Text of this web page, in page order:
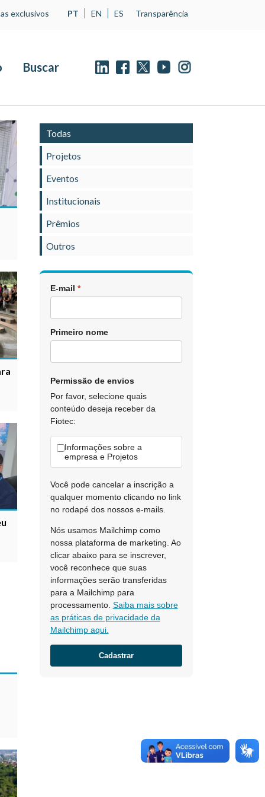
exclusivos PT EN ES Transparência
Buscar
Todas
Projetos
Eventos
Institucionais
Prêmios
Outros
E-mail *
Primeiro nome
Permissão de envios
Por favor, selecione quais
conteúdo deseja receber da
Fiotec:
Informações sobre a
empresa e Projetos
Você pode cancelar a inscrição a
qualquer momento clicando no link
no rodapé dos nossos e-mails.
Nós usamos Mailchimp como
nossa plataforma de marketing. Ao
clicar abaixo para se inscrever,
você reconhece que suas
informações serão transferidas
para a Mailchimp para
processamento. Saiba mais sobre
as práticas de privacidade da
Mailchimp aqui.